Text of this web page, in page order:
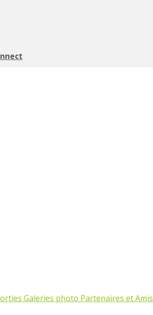
Galeries photo Partenaires et Amis